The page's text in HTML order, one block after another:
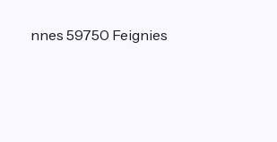
59750 Feignies